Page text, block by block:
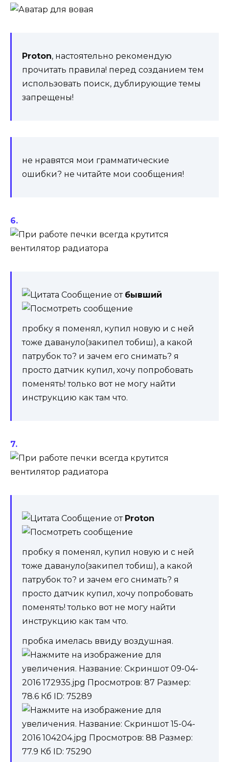
Proton, настоятельно рекомендую
прочитать правила! перед созданием тем
использовать поиск, дублирующие темы
запрещены!
не нравятся мои грамматические
ошибки? не читайте мои сообщения!
Сообщение от бывший
пробку я поменял, купил новую и с ней
тоже давануло(закипел тобиш), а какой
патрубок то? и зачем его снимать? я
просто датчик купил, хочу попробовать
поменять! только вот не могу найти
инструкцию как там что.
Сообщение от Proton
пробку я поменял, купил новую и с ней
тоже давануло(закипел тобиш), а какой
патрубок то? и зачем его снимать? я
просто датчик купил, хочу попробовать
поменять! только вот не могу найти
инструкцию как там что.
пробка имелась ввиду воздушная.